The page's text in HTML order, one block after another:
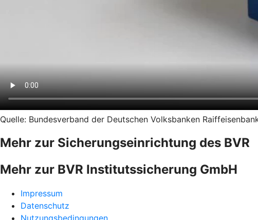
Quelle: Bundesverband der Deutschen Volksbanken
Mehr zur Sicherungseinrichtung des BVR
Mehr zur BVR Institutssicherung GmbH
Impressum
Datenschutz
Nutzungsbedingungen